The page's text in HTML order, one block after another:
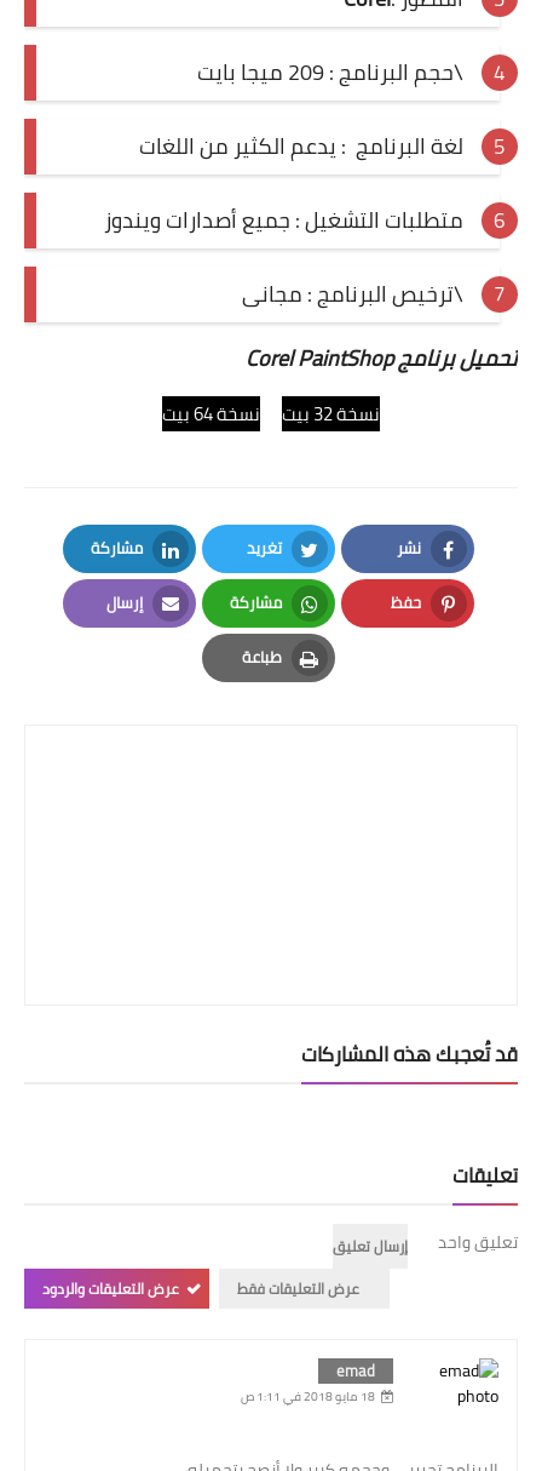
\حجم البرنامج : 209 ميجا بايت
لغة البرنامج : يدعم الكثير من اللغات
متطلبات التشغيل : جميع أصدارات ويندوز
\ترخيص البرنامج : مجانى
تحميل برنامج Corel PaintShop
نسخة 32 بيت نسخة 64 بيت
نشر
Facebook
تغريد
Twitter
مشاركة
LinkedIn
حفظ
Pinterest
مشاركة
Whatsapp
إرسال
Email
طباعة
Print
قد تُعجبك هذه المشاركات
تعليقات
تعليق واحد
إرسال تعليق
عرض التعليقات فقط
عرض التعليقات والردود
emad
18 مايو 2018 في 1:11 ص